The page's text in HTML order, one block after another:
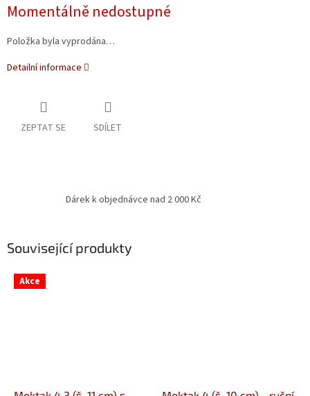
cena:
Momentálně nedostupné
Položka byla vyprodána…
Detailní informace
ZEPTAT SE SDÍLET
Dárek k objednávce nad 2 000 Kč
Související produkty
Akce